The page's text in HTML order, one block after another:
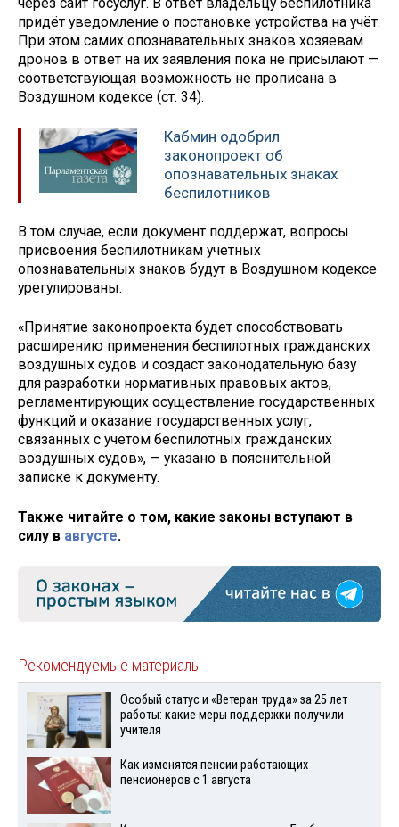
придёт уведомление о постановке устройства на учёт.
При этом самих опознавательных знаков хозяевам
дронов в ответ на их заявления пока не присылают —
соответствующая возможность не прописана в
Воздушном кодексе (ст. 34).
Кабмин одобрил
законопроект об
опознавательных знаках
беспилотников
В том случае, если документ поддержат, вопросы
присвоения беспилотникам учетных
опознавательных знаков будут в Воздушном кодексе
урегулированы.
«Принятие законопроекта будет способствовать
расширению применения беспилотных гражданских
воздушных судов и создаст законодательную базу
для разработки нормативных правовых актов,
регламентирующих осуществление государственных
функций и оказание государственных услуг,
связанных с учетом беспилотных гражданских
воздушных судов», — указано в пояснительной
записке к документу.
Также читайте о том, какие законы вступают в
силу в августе.
Рекомендуемые материалы
Особый статус и «Ветеран труда» за 25 лет
работы: какие меры поддержки получили
учителя
Как изменятся пенсии работающих
пенсионеров с 1 августа